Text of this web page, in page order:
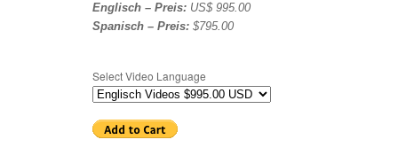
Englisch – Preis: US$ 995.00
Spanisch – Preis: $795.00
Select Video Language